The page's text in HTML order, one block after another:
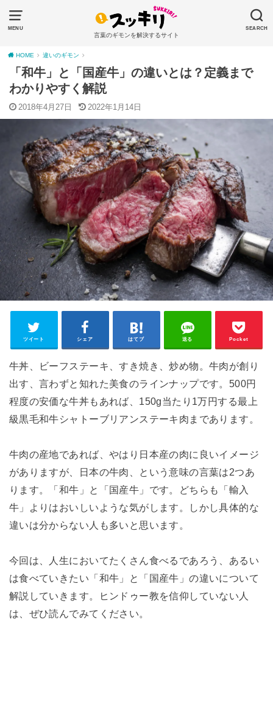
MENU SEARCH
言葉のギモンを解決するサイト
HOME 違いのギモン
「和牛」と「国産牛」の違いとは？定義まで
わかりやすく解説
2018年4月27日 2022年1月14日
ツイート シェア はてブ 送る Pocket
牛丼、ビーフステーキ、すき焼き、炒め物。牛肉が創り
出す、言わずと知れた美食のラインナップです。500円
程度の安価な牛丼もあれば、150g当たり1万円する最上
級黒毛和牛シャトーブリアンステーキ肉まであります。
牛肉の産地であれば、やはり日本産の肉に良いイメージ
がありますが、日本の牛肉、という意味の言葉は2つあ
ります。「和牛」と「国産牛」です。どちらも「輸入
牛」よりはおいしいような気がします。しかし具体的な
違いは分からない人も多いと思います。
今回は、人生においてたくさん食べるであろう、あるい
は食べていきたい「和牛」と「国産牛」の違いについて
解説していきます。ヒンドゥー教を信仰していない人
は、ぜひ読んでみてください。